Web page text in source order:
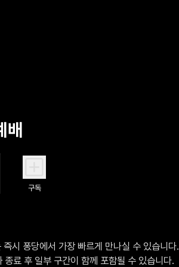
배
구독
시 퐁당에서 가장 빠르게 만나실 수 있습니다.
료 후 일부 구간이 함께 포함될 수 있습니다.